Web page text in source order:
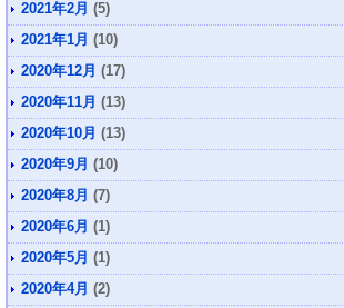
2021年2月 (5)
2021年1月 (10)
2020年12月 (17)
2020年11月 (13)
2020年10月 (13)
2020年9月 (10)
2020年8月 (7)
2020年6月 (1)
2020年5月 (1)
2020年4月 (2)